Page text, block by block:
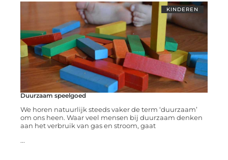
KINDEREN
Duurzaam speelgoed
We horen natuurlijk steeds vaker de term ‘duurzaam’
om ons heen. Waar veel mensen bij duurzaam denken
aan het verbruik van gas en stroom, gaat
...